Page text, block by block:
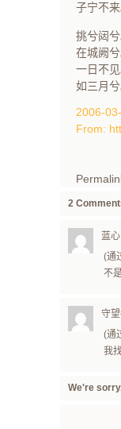
子宁不来
挑兮闼兮
在城阙兮
一日不见
如三月兮
2006-
From:
2
蓝
(通
不
守
(通
我
We're